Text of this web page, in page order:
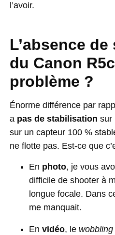
l’avoir.
L’absence
du Canon
problème ?
Énorme différence par
a pas de stabilisation sur
sur un capteur 100 %
ne flotte pas. Est-ce que
En photo, je vous
difficile de shooter à
longue focale. Dans
me manquait.
En vidéo, le wobbling